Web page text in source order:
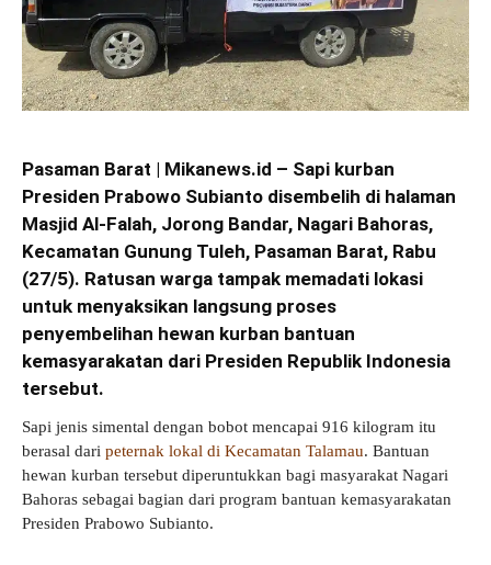
Pasaman Barat | Mikanews.id – Sapi kurban
Presiden Prabowo Subianto disembelih di halaman
Masjid Al-Falah, Jorong Bandar, Nagari Bahoras,
Kecamatan Gunung Tuleh, Pasaman Barat, Rabu
(27/5). Ratusan warga tampak memadati lokasi
untuk menyaksikan langsung proses
penyembelihan hewan kurban bantuan
kemasyarakatan dari Presiden Republik Indonesia
tersebut.
Sapi jenis simental dengan bobot mencapai 916 kilogram itu
berasal dari peternak lokal di Kecamatan Talamau. Bantuan
hewan kurban tersebut diperuntukkan bagi masyarakat Nagari
Bahoras sebagai bagian dari program bantuan kemasyarakatan
Presiden Prabowo Subianto.